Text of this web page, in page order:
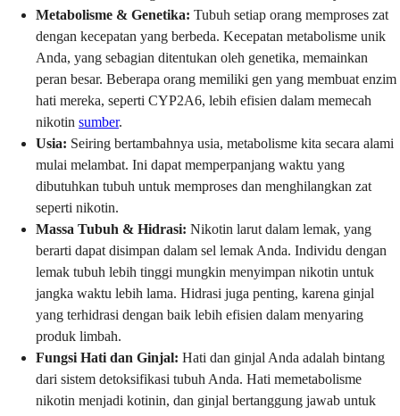
Metabolisme & Genetika: Tubuh setiap orang memproses zat
dengan kecepatan yang berbeda. Kecepatan metabolisme unik
Anda, yang sebagian ditentukan oleh genetika, memainkan
peran besar. Beberapa orang memiliki gen yang membuat enzim
hati mereka, seperti CYP2A6, lebih efisien dalam memecah
nikotin sumber.
Usia: Seiring bertambahnya usia, metabolisme kita secara alami
mulai melambat. Ini dapat memperpanjang waktu yang
dibutuhkan tubuh untuk memproses dan menghilangkan zat
seperti nikotin.
Massa Tubuh & Hidrasi: Nikotin larut dalam lemak, yang
berarti dapat disimpan dalam sel lemak Anda. Individu dengan
lemak tubuh lebih tinggi mungkin menyimpan nikotin untuk
jangka waktu lebih lama. Hidrasi juga penting, karena ginjal
yang terhidrasi dengan baik lebih efisien dalam menyaring
produk limbah.
Fungsi Hati dan Ginjal: Hati dan ginjal Anda adalah bintang
dari sistem detoksifikasi tubuh Anda. Hati memetabolisme
nikotin menjadi kotinin, dan ginjal bertanggung jawab untuk